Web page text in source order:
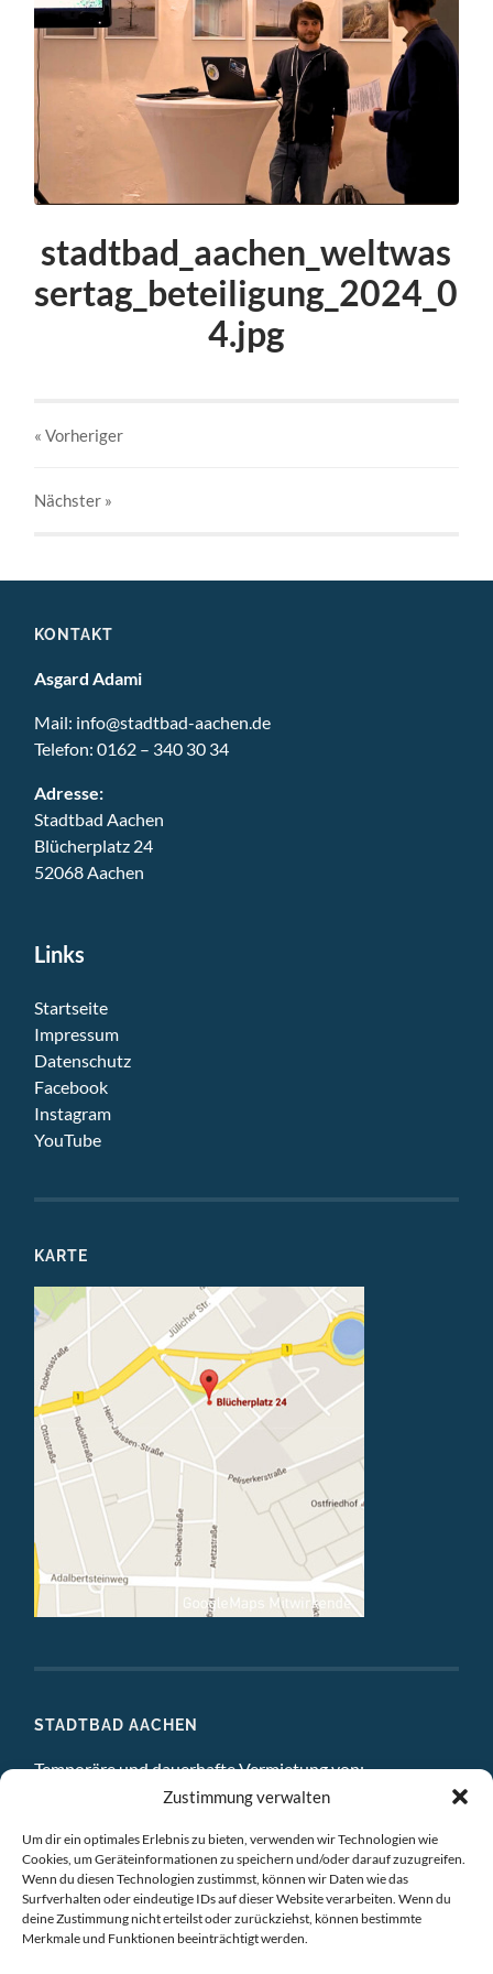
Zustimmung verwalten
Um dir ein optimales Erlebnis zu bieten, verwenden wir Technologien wie
Cookies, um Geräteinformationen zu speichern und/oder darauf zuzugreifen.
Wenn du diesen Technologien zustimmst, können wir Daten wie das
Surfverhalten oder eindeutige IDs auf dieser Website verarbeiten. Wenn du
deine Zustimmung nicht erteilst oder zurückziehst, können bestimmte
Merkmale und Funktionen beeinträchtigt werden.
stadtbad_aachen_weltwas
sertag_beteiligung_2024_0
4.jpg
« Vorheriger
Nächster »
KONTAKT
Asgard Adami
Mail: info@stadtbad-aachen.de
Telefon:0162 – 340 30 34
Adresse:
Stadtbad Aachen
Blücherplatz 24
52068 Aachen
Links
Startseite
Impressum
Datenschutz
Facebook
Instagram
YouTube
KARTE
STADTBAD AACHEN
Temporäre und dauerhafte Vermietung von:
ATELIERS
EINZELBÜROS
GEMEINSCHAFTSBÜROS